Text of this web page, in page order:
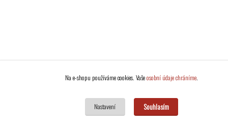
Na e-shopu používáme cookies. Vašeosobní údaje chráníme.
Nastavení Souhlasím